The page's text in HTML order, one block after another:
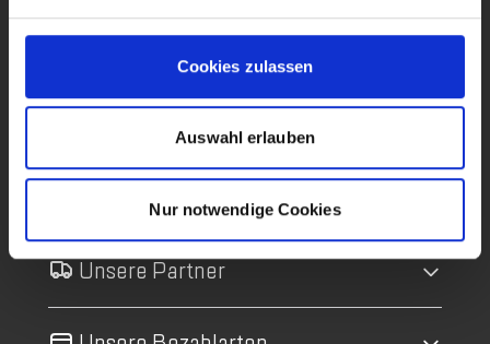
Cookies zulassen
Auswahl erlauben
Nur notwendige Cookies
Gutscheine
Über uns
Unsere Partner